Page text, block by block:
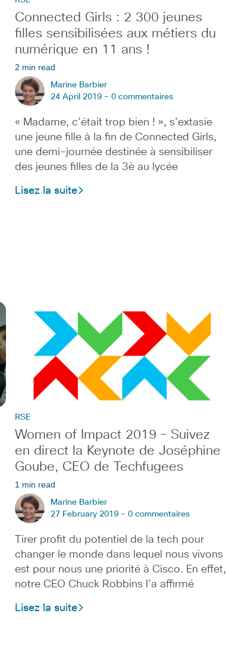
Connected Girls : 2 300 jeunes
filles sensibilisées aux métiers du
numérique en 11 ans !
2 min read
Marine Barbier
24 April 2019 - 0 commentaires
« Madame, c’était trop bien ! », s’extasie
une jeune fille à la fin de Connected Girls,
une demi-journée destinée à sensibiliser
des jeunes filles de la 3è au lycée
Lisez la suite
RSE
Women of Impact 2019 – Suivez
en direct la Keynote de Joséphine
Goube, CEO de Techfugees
1 min read
Marine Barbier
27 February 2019 - 0 commentaires
Tirer profit du potentiel de la tech pour
changer le monde dans lequel nous vivons
est pour nous une priorité à Cisco. En effet,
notre CEO Chuck Robbins l’a affirmé
Lisez la suite